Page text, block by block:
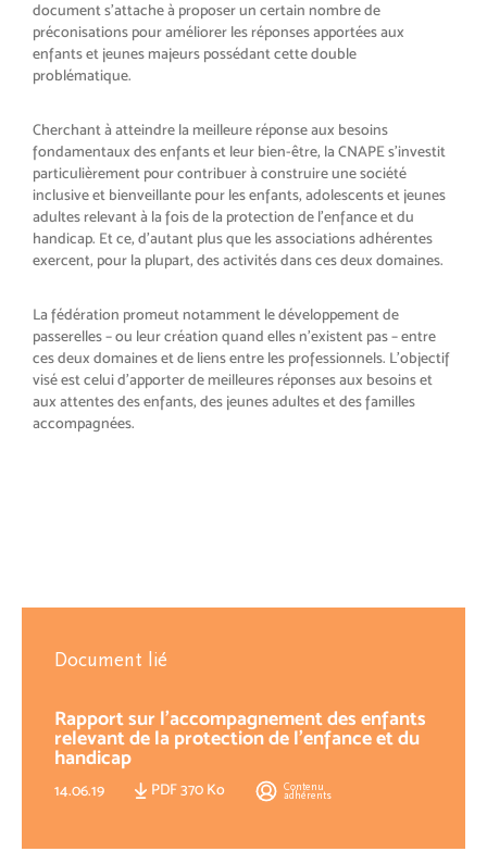
document s’attache à proposer un certain nombre de
préconisations pour améliorer les réponses apportées aux
enfants et jeunes majeurs possédant cette double
problématique.
Cherchant à atteindre la meilleure réponse aux besoins
fondamentaux des enfants et leur bien-être, la CNAPE s’investit
particulièrement pour contribuer à construire une société
inclusive et bienveillante pour les enfants, adolescents et jeunes
adultes relevant à la fois de la protection de l’enfance et du
handicap. Et ce, d’autant plus que les associations adhérentes
exercent, pour la plupart, des activités dans ces deux domaines.
La fédération promeut notamment le développement de
passerelles – ou leur création quand elles n’existent pas – entre
ces deux domaines et de liens entre les professionnels. L’objectif
visé est celui d’apporter de meilleures réponses aux besoins et
aux attentes des enfants, des jeunes adultes et des familles
accompagnées.
Document lié
Rapport sur l'accompagnement des enfants
relevant de la protection de l'enfance et du
handicap
14.06.19 PDF 370 Ko Contenu
adhérents